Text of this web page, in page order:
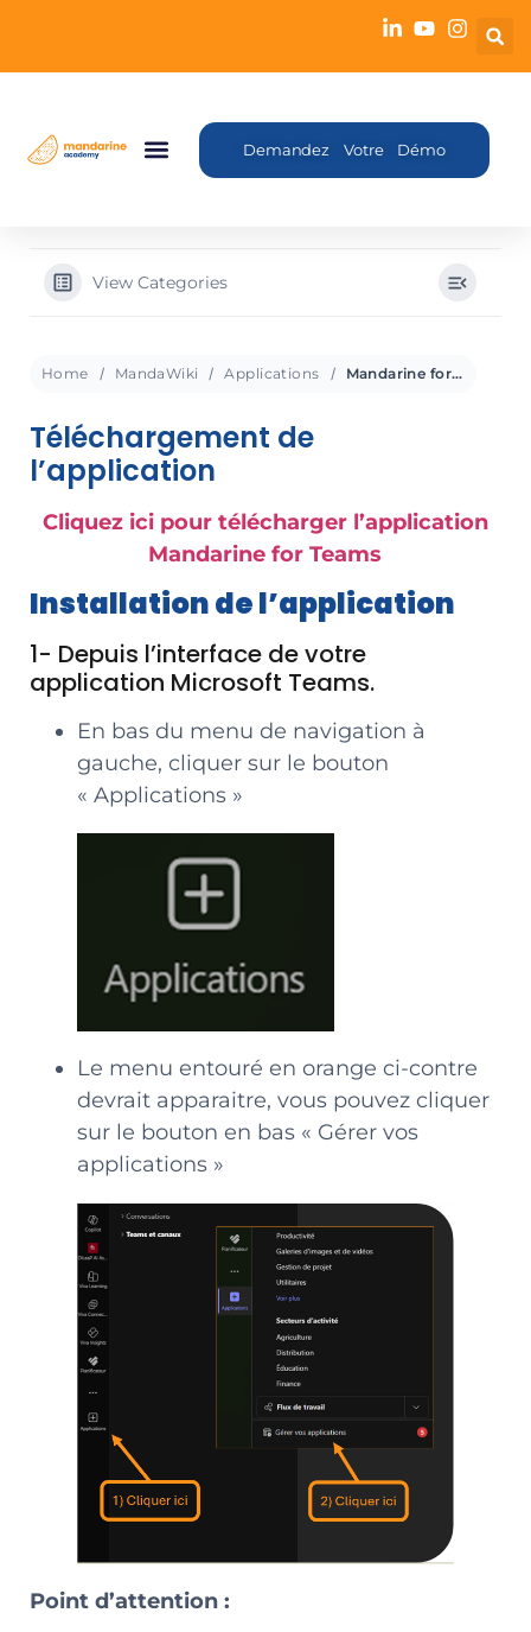
Demandez Votre Démo
View Categories
Home MandaWiki Applications Mandarine for Teams
Téléchargement de
l’application
Cliquez ici pour télécharger l’application
Mandarine for Teams
Installation de l’application
1- Depuis l’interface de votre
application Microsoft Teams.
En bas du menu de navigation à
gauche, cliquer sur le bouton
« Applications »
Le menu entouré en orange ci-contre
devrait apparaitre, vous pouvez cliquer
sur le bouton en bas « Gérer vos
applications »
Point d’attention :